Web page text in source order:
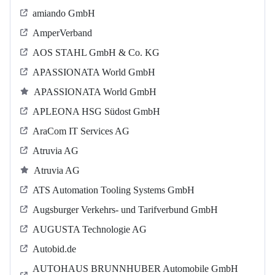
amiando GmbH
AmperVerband
AOS STAHL GmbH & Co. KG
APASSIONATA World GmbH
APASSIONATA World GmbH
APLEONA HSG Südost GmbH
AraCom IT Services AG
Atruvia AG
Atruvia AG
ATS Automation Tooling Systems GmbH
Augsburger Verkehrs- und Tarifverbund GmbH
AUGUSTA Technologie AG
Autobid.de
AUTOHAUS BRUNNHUBER Automobile GmbH